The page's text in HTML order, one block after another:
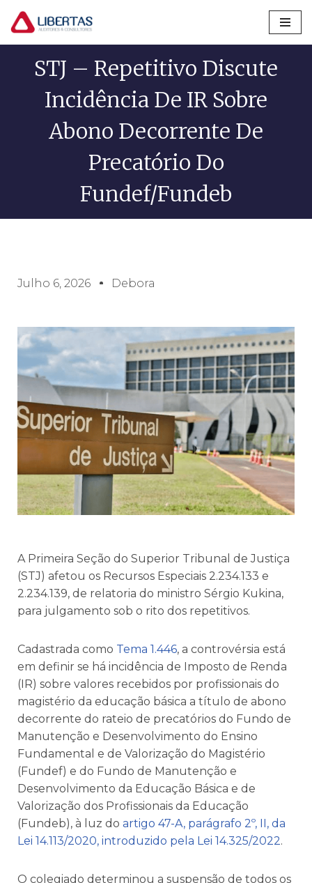
Pular
STJ – Repetitivo Discute
Incidência De IR Sobre
Abono Decorrente De
Precatório Do
Fundef/Fundeb
Julho 6, 2026 Debora
​A Primeira Seção do Superior Tribunal de Justiça
(STJ) afetou os Recursos Especiais 2.234.133 e
2.234.139, de relatoria do ministro Sérgio Kukina,
para julgamento sob o rito dos repetitivos.
Cadastrada como Tema 1.446, a controvérsia está
em definir se há incidência de Imposto de Renda
(IR) sobre valores recebidos por profissionais do
magistério da educação básica a título de abono
decorrente do rateio de precatórios do Fundo de
Manutenção e Desenvolvimento do Ensino
Fundamental e de Valorização do Magistério
(Fundef) e do Fundo de Manutenção e
Desenvolvimento da Educação Básica e de
Valorização dos Profissionais da Educação
(Fundeb), à luz do artigo 47-A, parágrafo 2º, II, da
Lei 14.113/2020, introduzido pela Lei 14.325/2022.
O colegiado determinou a suspensão de todos os